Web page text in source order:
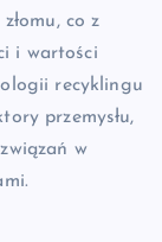
co z
i wartości
recyklingu
przemysłu,
w